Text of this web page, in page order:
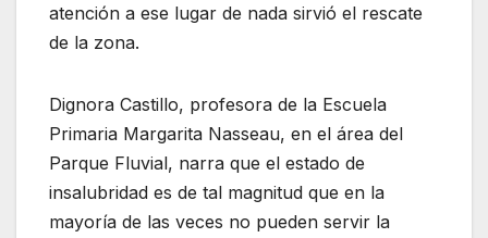
atención a ese lugar de nada sirvió el rescate
de la zona.
Dignora Castillo, profesora de la Escuela
Primaria Margarita Nasseau, en el área del
Parque Fluvial, narra que el estado de
insalubridad es de tal magnitud que en la
mayoría de las veces no pueden servir la